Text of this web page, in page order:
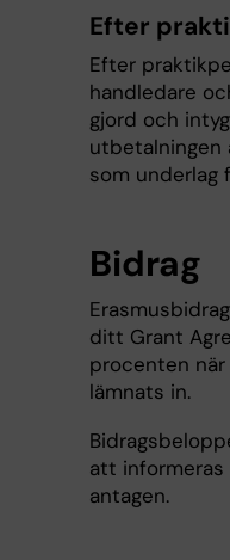
Efter
Efter
handledare
gjord och
utbetalningen
som underlag
Bidrag
ditt Grant
procenten
lämnats in.
att
antagen.